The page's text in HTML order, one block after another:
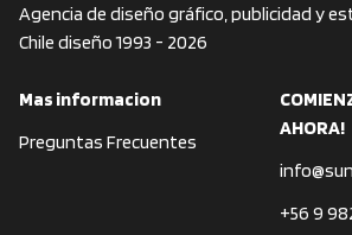
Agencia de diseño gráfico, publicidad y
Chile diseño 1993 - 2026
Mas informacion
Preguntas Frecuentes
AHORA!
+56 9